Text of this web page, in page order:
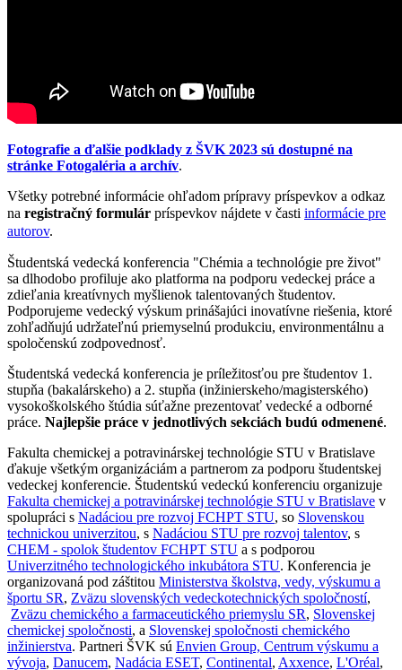
Fotografie a ďalšie podklady z ŠVK 2023 sú dostupné na
stránke Fotogaléria a archív.
Všetky potrebné informácie ohľadom prípravy príspevkov a odkaz
na registračný formulár príspevkov nájdete v časti informácie pre
autorov.
Študentská vedecká konferencia "Chémia a technológie pre život"
sa dlhodobo profiluje ako platforma na podporu vedeckej práce a
zdieľania kreatívnych myšlienok talentovaných študentov.
Podporujeme vedecký výskum prinášajúci inovatívne riešenia, ktoré
zohľadňujú udržateľnú priemyselnú produkciu, environmentálnu a
spoločenskú zodpovednosť.
Študentská vedecká konferencia je príležitosťou pre študentov 1.
stupňa (bakalárskeho) a 2. stupňa (inžinierskeho/magisterského)
vysokoškolského štúdia súťažne prezentovať vedecké a odborné
práce. Najlepšie práce v jednotlivých sekciách budú odmenené.
Fakulta chemickej a potravinárskej technológie STU v Bratislave
ďakuje všetkým organizáciám a partnerom za podporu študentskej
vedeckej konferencie. Študentskú vedeckú konferenciu organizuje
Fakulta chemickej a potravinárskej technológie STU v Bratislave v
spolupráci s Nadáciou pre rozvoj FCHPT STU, so Slovenskou
technickou univerzitou, s Nadáciou STU pre rozvoj talentov, s
CHEM - spolok študentov FCHPT STU a s podporou
Univerzitného technologického inkubátora STU. Konferencia je
organizovaná pod záštitou Ministerstva školstva, vedy, výskumu a
športu SR, Zväzu slovenských vedeckotechnických spoločností,
Zväzu chemického a farmaceutického priemyslu SR, Slovenskej
chemickej spoločnosti, a Slovenskej spoločnosti chemického
inžinierstva. Partneri ŠVK sú Envien Group, Centrum výskumu a
vývoja, Danucem, Nadácia ESET, Continental, Axxence, L'Oréal,